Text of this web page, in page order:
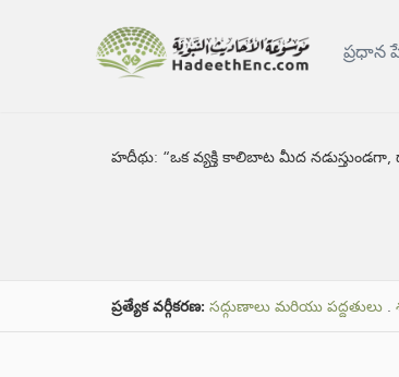
ప్రధాన
హదీథు: “ఒక వ్యక్తి కాలిబాట మీద
ప్రత్యేక వర్గీకరణ: సద్గుణాలు మరియు పద్దతులు .